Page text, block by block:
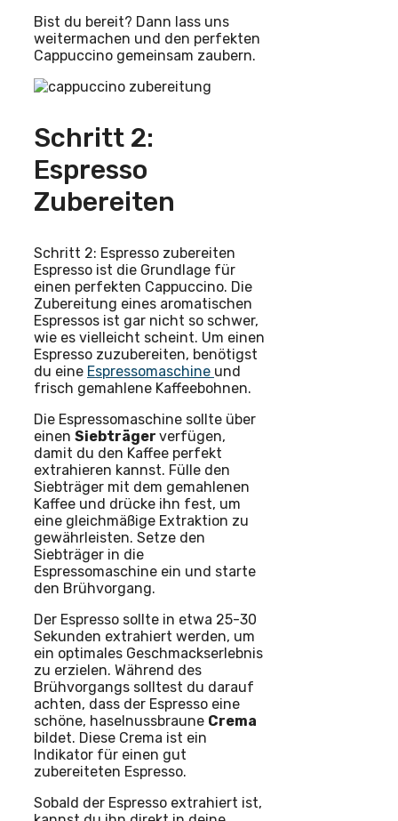
Bist du bereit? Dann lass uns
weitermachen und den perfekten
Cappuccino gemeinsam zaubern.
Schritt 2:
Espresso
Zubereiten
Schritt 2: Espresso zubereiten
Espresso ist die Grundlage für
einen perfekten Cappuccino. Die
Zubereitung eines aromatischen
Espressos ist gar nicht so schwer,
wie es vielleicht scheint. Um einen
Espresso zuzubereiten, benötigst
du eine Espressomaschine und
frisch gemahlene Kaffeebohnen.
Die Espressomaschine sollte über
einen Siebträger verfügen,
damit du den Kaffee perfekt
extrahieren kannst. Fülle den
Siebträger mit dem gemahlenen
Kaffee und drücke ihn fest, um
eine gleichmäßige Extraktion zu
gewährleisten. Setze den
Siebträger in die
Espressomaschine ein und starte
den Brühvorgang.
Der Espresso sollte in etwa 25-30
Sekunden extrahiert werden, um
ein optimales Geschmackserlebnis
zu erzielen. Während des
Brühvorgangs solltest du darauf
achten, dass der Espresso eine
schöne, haselnussbraune Crema
bildet. Diese Crema ist ein
Indikator für einen gut
zubereiteten Espresso.
Sobald der Espresso extrahiert ist,